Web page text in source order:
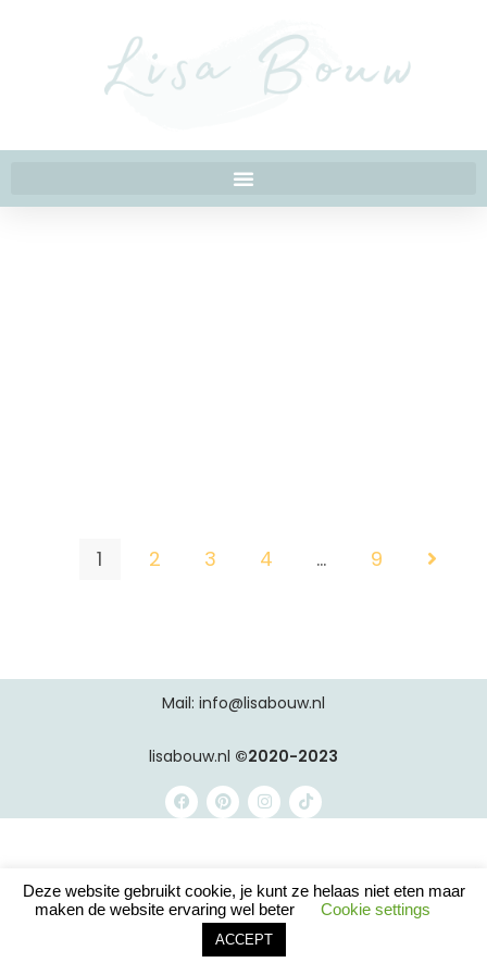
1 2 3 4 … 9
Mail: info@lisabouw.nl
lisabouw.nl ©2020-2023
Deze website gebruikt cookie, je kunt ze helaas niet eten maar
maken de website ervaring wel beter
Cookie settings
ACCEPT